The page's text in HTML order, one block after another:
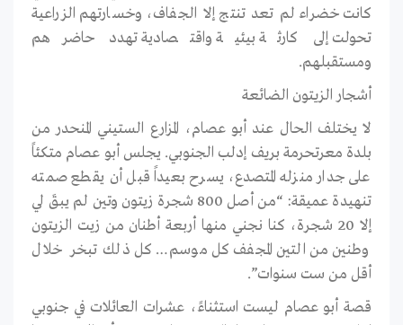
كانت خضراء لم تعد تنتج إلا الجفاف، وخسارتهم الزراعية
تحولت إلى كارثة بيئية واقتصادية تهدد حاضرهم
ومستقبلهم.
أشجار الزيتون الضائعة
لا يختلف الحال عند أبو عصام، المزارع الستيني المنحدر من
بلدة معرتحرمة بريف إدلب الجنوبي. يجلس أبو عصام متكئاً
على جدار منزله المتصدع، يسرح بعيداً قبل أن يقطع صمته
تنهيدة عميقة: “من أصل 800 شجرة زيتون وتين لم يبقَ لي
إلا 20 شجرة، كنا نجني منها أربعة أطنان من زيت الزيتون
وطنين من التين المجفف كل موسم… كل ذلك تبخر خلال
أقل من ست سنوات”.
قصة أبو عصام ليست استثناءً، عشرات العائلات في جنوبي